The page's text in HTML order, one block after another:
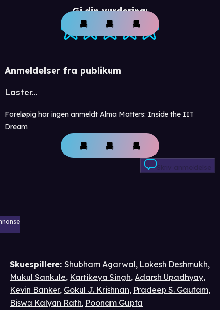
Gi din vurdering:
Anmeldelser fra publikum
Laster...
Foreløpig har ingen anmeldt Alma Matters: Inside the IIT
Dream
Skriv anmeldelse
Skuespillere: Shubham Agarwal, Lokesh Deshmukh,
Mukul Sankule, Kartikeya Singh, Adarsh Upadhyay,
Kevin Banker, Gokul J. Krishnan, Pradeep S. Gautam,
Biswa Kalyan Rath, Poonam Gupta